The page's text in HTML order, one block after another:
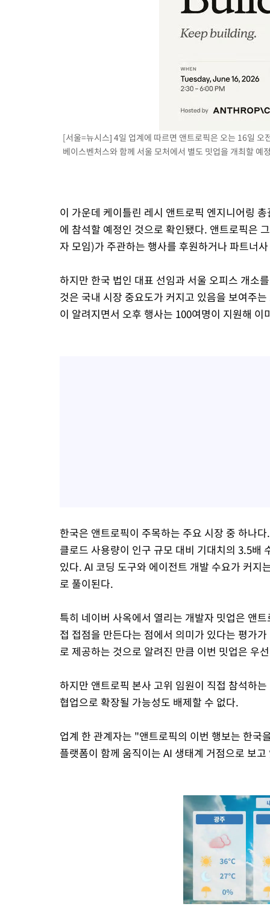
[서울=뉴시스] 4일 업계에 따르면 앤트로픽은 오는 16일
베이스벤처스와 함께 서울 모처에서 별도 밋업을 개최할
이 가운데 케이틀린 레시 앤트로픽 엔지니어링
에 참석할 예정인 것으로 확인됐다. 앤트로픽은
자 모임)가 주관하는 행사를 후원하거나 파트너
하지만 한국 법인 대표 선임과 서울 오피스 개소
것은 국내 시장 중요도가 커지고 있음을 보여주
이 알려지면서 오후 행사는 100여명이 지원해 이
한국은 앤트로픽이 주목하는 주요 시장 중 하나
클로드 사용량이 인구 규모 대비 기대치의 3.5배
있다. AI 코딩 도구와 에이전트 개발 수요가 커
로 풀이된다.
특히 네이버 사옥에서 열리는 개발자 밋업은 앤
접 접점을 만든다는 점에서 의미가 있다는 평가
로 제공하는 것으로 알려진 만큼 이번 밋업은 우
하지만 앤트로픽 본사 고위 임원이 직접 참석하
협업으로 확장될 가능성도 배제할 수 없다.
업계 한 관계자는 "앤트로픽의 이번 행보는 한
플랫폼이 함께 움직이는 AI 생태계 거점으로 보